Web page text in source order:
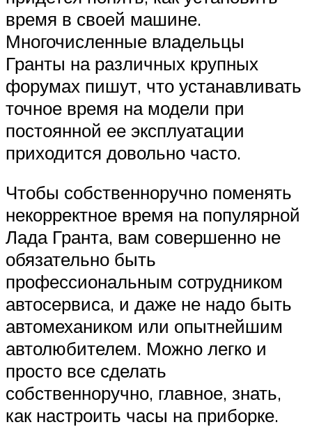
время в своей машине.
Многочисленные владельцы
Гранты на различных крупных
форумах пишут, что устанавливать
точное время на модели при
постоянной ее эксплуатации
приходится довольно часто.
Чтобы собственноручно поменять
некорректное время на популярной
Лада Гранта, вам совершенно не
обязательно быть
профессиональным сотрудником
автосервиса, и даже не надо быть
автомехаником или опытнейшим
автолюбителем. Можно легко и
просто все сделать
собственноручно, главное, знать,
как настроить часы на приборке.